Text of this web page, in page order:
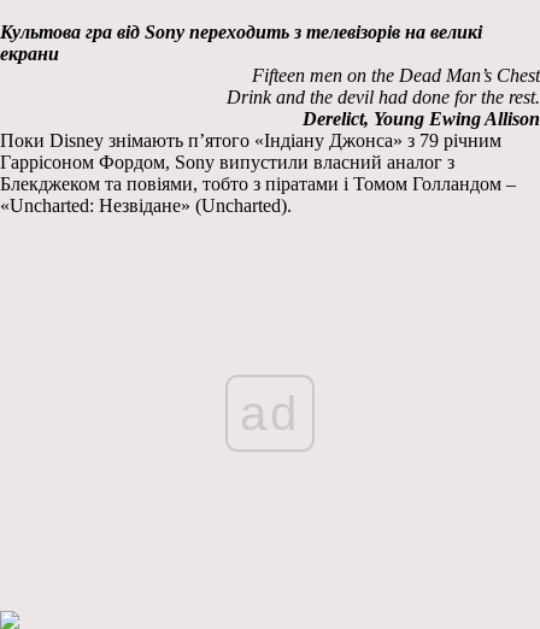
Культова гра від Sony переходить з телевізорів на великі
екрани
Fifteen men on the Dead Man’s Chest
Drink and the devil had done for the rest.
Derelict, Young EwingAllison
Поки Disney знімають п’ятого «Індіану Джонса» з 79 річним
Гаррісоном Фордом, Sony випустили власний аналог з
Блекджеком та повіями, тобто з піратами і Томом Голландом –
«Uncharted: Незвідане» (Uncharted).
ad